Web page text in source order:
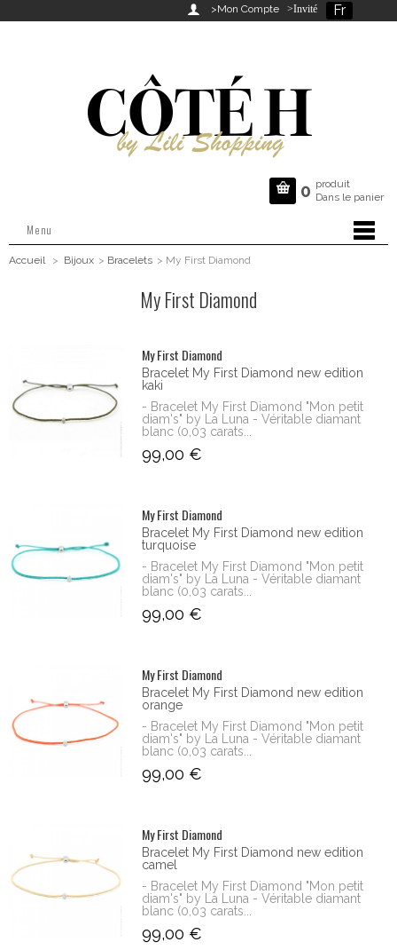
Fr
 >Mon Compte >Invité
 0 produit
Dans le panier
Menu
Accueil > Bijoux > Bracelets > My First Diamond
My First Diamond
My First Diamond
Bracelet My First Diamond new edition
kaki
- Bracelet My First Diamond "Mon petit
diam's" by La Luna - Véritable diamant
blanc (0,03 carats...
99,00 €
My First Diamond
Bracelet My First Diamond new edition
turquoise
- Bracelet My First Diamond "Mon petit
diam's" by La Luna - Véritable diamant
blanc (0,03 carats...
99,00 €
My First Diamond
Bracelet My First Diamond new edition
orange
- Bracelet My First Diamond "Mon petit
diam's" by La Luna - Véritable diamant
blanc (0,03 carats...
99,00 €
My First Diamond
Bracelet My First Diamond new edition
camel
- Bracelet My First Diamond "Mon petit
diam's" by La Luna - Véritable diamant
blanc (0,03 carats...
99,00 €